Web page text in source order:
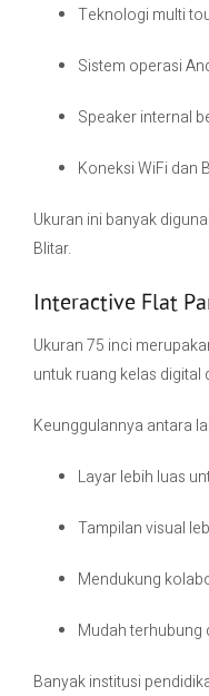
Teknologi multi
Sistem operasi
Speaker internal
Koneksi WiFi dan
Ukuran ini banyak
Blitar.
Interactive Flat
Ukuran 75 inci
untuk ruang kelas
Keunggulannya antara
Layar lebih luas
Tampilan visual
Mendukung
Mudah terhubung
Banyak institusi